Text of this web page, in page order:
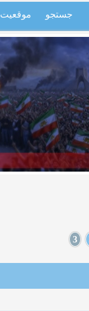
جستجو موقعیت
3